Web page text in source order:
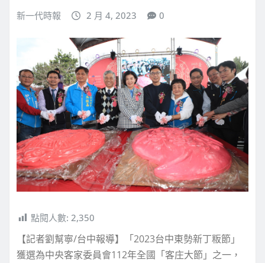
新一代時報 2 月 4, 2023 0
點閱人數: 2,350
【記者劉幫寧/台中報導】「2023台中東勢新丁粄節」
獲選為中央客家委員會112年全國「客庄大節」之一，